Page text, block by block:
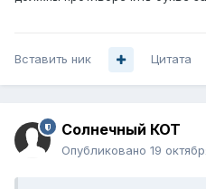
Вставить ник Цитата
Солнечный КОТ
Опубликовано 19